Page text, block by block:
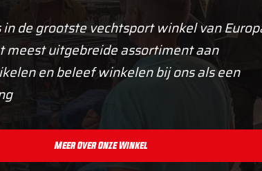
in de grootste vechtsport winkel van
meest uitgebreide assortiment aan
en beleef winkelen bij ons als een
Meer Over Onze Winkel